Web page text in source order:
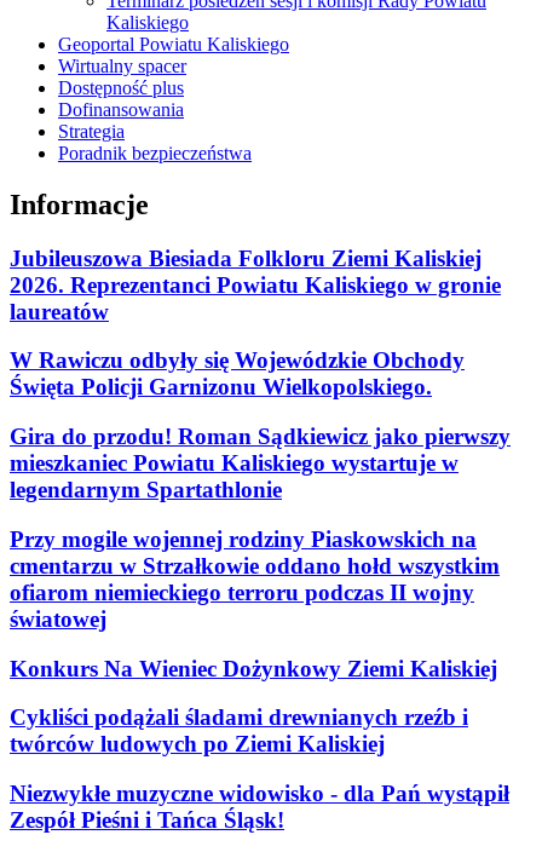
Kaliskiego
Geoportal Powiatu Kaliskiego
Wirtualny spacer
Dostępność plus
Dofinansowania
Strategia
Poradnik bezpieczeństwa
Informacje
Jubileuszowa Biesiada Folkloru Ziemi Kaliskiej
2026. Reprezentanci Powiatu Kaliskiego w gronie
laureatów
W Rawiczu odbyły się Wojewódzkie Obchody
Święta Policji Garnizonu Wielkopolskiego.
Gira do przodu! Roman Sądkiewicz jako pierwszy
mieszkaniec Powiatu Kaliskiego wystartuje w
legendarnym Spartathlonie
Przy mogile wojennej rodziny Piaskowskich na
cmentarzu w Strzałkowie oddano hołd wszystkim
ofiarom niemieckiego terroru podczas II wojny
światowej
Konkurs Na Wieniec Dożynkowy Ziemi Kaliskiej
Cykliści podążali śladami drewnianych rzeźb i
twórców ludowych po Ziemi Kaliskiej
Niezwykłe muzyczne widowisko - dla Pań wystąpił
Zespół Pieśni i Tańca Śląsk!